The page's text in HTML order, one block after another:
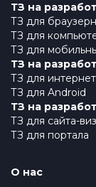
ТЗ на
ТЗ для
ТЗ для
ТЗ для
ТЗ на
ТЗ для
ТЗ для Android
ТЗ на
ТЗ для сайта-
ТЗ для портала
О нас